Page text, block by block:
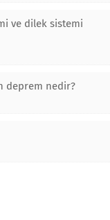
ve dilek sistemi
deprem nedir?